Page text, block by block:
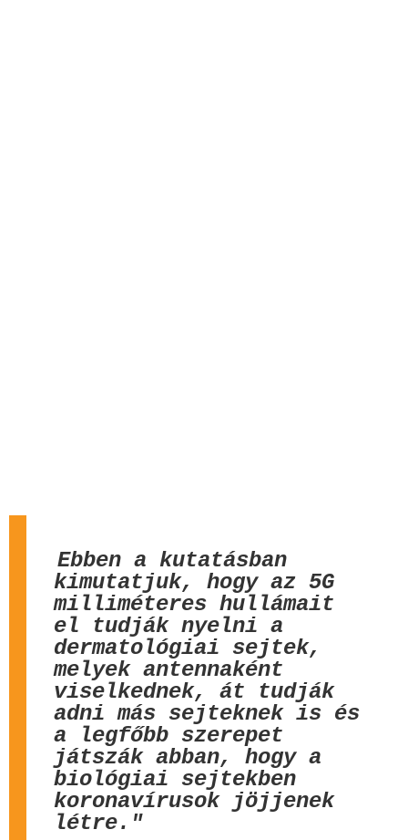
Ebben a kutatásban
kimutatjuk, hogy az 5G
milliméteres hullámait
el tudják nyelni a
dermatológiai sejtek,
melyek antennaként
viselkednek, át tudják
adni más sejteknek is és
a legfőbb szerepet
játszák abban, hogy a
biológiai sejtekben
koronavírusok jöjjenek
létre."